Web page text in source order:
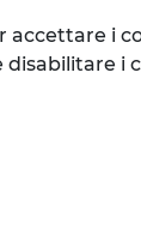
i
i